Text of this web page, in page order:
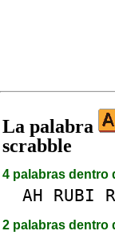
La palabra
scrabble
4 palabras dentro
AH RUBI
2 palabras dentro